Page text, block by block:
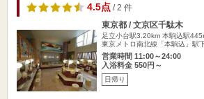
4.5点/ 2 件
東京都 / 文京区千駄木
足立小台駅3.20km 本駒込駅
東京メトロ南北線「本駒込」駅
営業時間 11:00～24:00
入浴料金 550円～
日帰り